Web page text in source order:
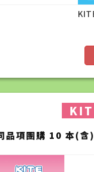
品項團購 10 本(